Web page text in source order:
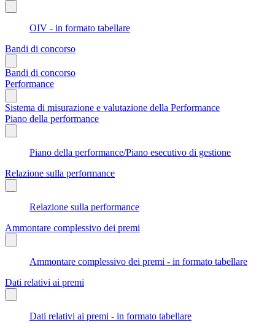
OIV - in formato tabellare
Bandi di concorso
Bandi di concorso
Performance
Sistema di misurazione e valutazione della Performance
Piano della performance
Piano della performance/Piano esecutivo di gestione
Relazione sulla performance
Relazione sulla performance
Ammontare complessivo dei premi
Ammontare complessivo dei premi - in formato tabellare
Dati relativi ai premi
Dati relativi ai premi - in formato tabellare